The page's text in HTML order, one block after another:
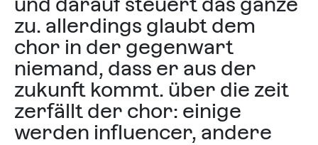
und darauf steuert das ganze
zu. allerdings glaubt dem
chor in der gegenwart
niemand, dass er aus der
zukunft kommt. über die zeit
zerfällt der chor: einige
werden influencer, andere